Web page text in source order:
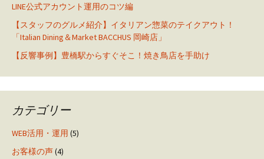
LINE公式アカウント運用のコツ編
【スタッフのグルメ紹介】イタリアン惣菜のテイクアウト！
「Italian Dining＆Market BACCHUS 岡崎店」
【反響事例】豊橋駅からすぐそこ！焼き鳥店を手助け
カテゴリー
WEB活用・運用 (5)
お客様の声(4)